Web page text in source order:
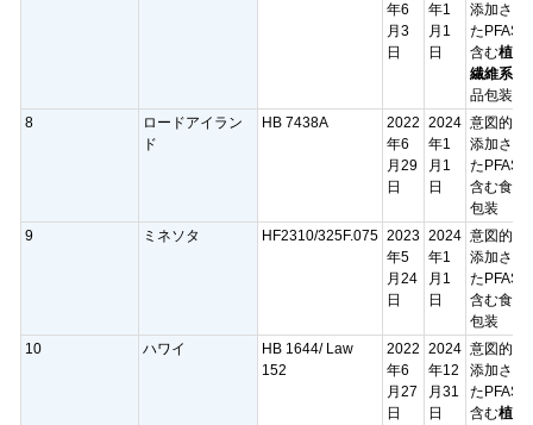
年6
月3
日
年1
月1
日
添加され
たPFASを
含む植物
繊維系食
品包装
8
ロードアイラン
ド
HB 7438A
2022
年6
月29
日
2024
年1
月1
日
意図的に
添加され
たPFASを
含む食品
包装
9
ミネソタ HF2310/325F.075 2023
年5
月24
日
2024
年1
月1
日
意図的に
添加され
たPFASを
含む食品
包装
10
ハワイ
HB 1644/ Law
152
2022
年6
月27
日
2024
年12
月31
日
意図的に
添加され
たPFASを
含む植物